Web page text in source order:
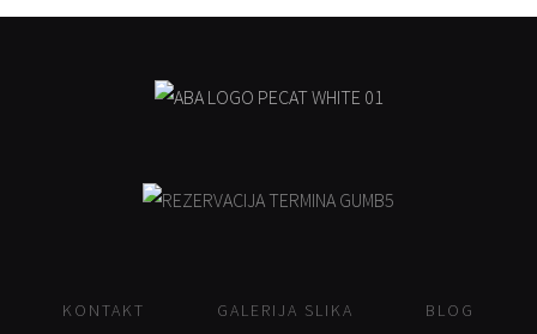
KONTAKT GALERIJA SLIKA BLOG